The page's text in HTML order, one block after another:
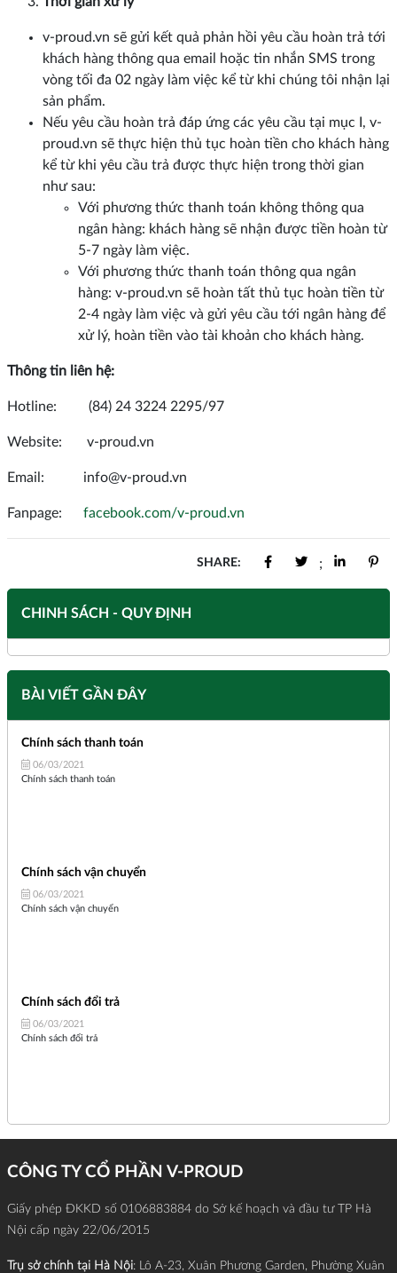
CHINH SÁCH - QUY ĐỊNH
BÀI VIẾT GẦN ĐÂY
Chính sách thanh toán
06/03/2021
Chính sách thanh toán
Chính sách vận chuyển
06/03/2021
Chính sách vận chuyển
Chính sách đổi trả
06/03/2021
Chính sách đổi trả
v-proud.vn sẽ gửi kết quả phản hồi yêu cầu hoàn trả tới
khách hàng thông qua email hoặc tin nhắn SMS trong
vòng tối đa 02 ngày làm việc kể từ khi chúng tôi nhận lại
sản phẩm.
Nếu yêu cầu hoàn trả đáp ứng các yêu cầu tại mục I, v-
proud.vn sẽ thực hiện thủ tục hoàn tiền cho khách hàng
kể từ khi yêu cầu trả được thực hiện trong thời gian
như sau:
Với phương thức thanh toán không thông qua
ngân hàng: khách hàng sẽ nhận được tiền hoàn từ
5-7 ngày làm việc.
Với phương thức thanh toán thông qua ngân
hàng: v-proud.vn sẽ hoàn tất thủ tục hoàn tiền từ
2-4 ngày làm việc và gửi yêu cầu tới ngân hàng để
xử lý, hoàn tiền vào tài khoản cho khách hàng.
Thông tin liên hệ:
Hotline: (84) 24 3224 2295/97
Website: v-proud.vn
Email: info@v-proud.vn
Fanpage: facebook.com/v-proud.vn
SHARE: ;
CÔNG TY CỔ PHẦN V-PROUD
Giấy phép ĐKKD số 0106883884 do Sở kế hoạch và đầu tư TP Hà
Nội cấp ngày 22/06/2015
Trụ sở chính tại Hà Nội: Lô A-23, Xuân Phương Garden, Phường Xuân